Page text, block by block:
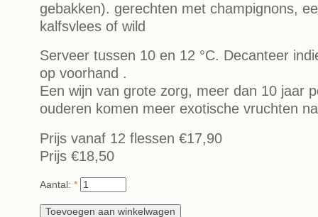
gebakken). gerechten met champignons,
kalfsvlees of wild
Serveer tussen 10 en 12 °C. Decanteer
op voorhand .
Een wijn van grote zorg, meer dan 10 jaar
ouderen komen meer exotische vruchten
Prijs vanaf 12 flessen €17,90
Prijs €18,50
Aantal: *